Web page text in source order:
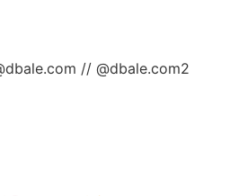
// @dbale.com2